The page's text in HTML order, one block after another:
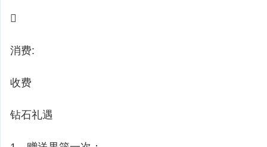

消费:
收费
钻石礼遇